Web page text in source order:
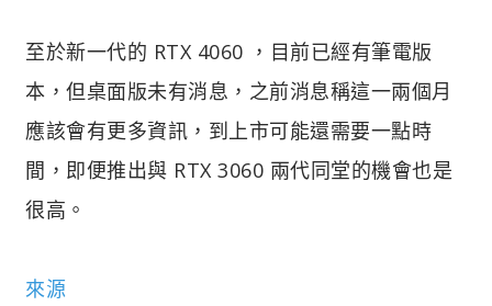
至於新一代的 RTX 4060 ，目前已經有筆電版
本，但桌面版未有消息，之前消息稱這一兩個月
應該會有更多資訊，到上市可能還需要一點時
間，即便推出與 RTX 3060 兩代同堂的機會也是
很高。
來源